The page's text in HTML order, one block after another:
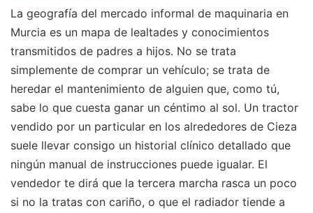
La geografía del mercado informal de maquinaria en
Murcia es un mapa de lealtades y conocimientos
transmitidos de padres a hijos. No se trata
simplemente de comprar un vehículo; se trata de
heredar el mantenimiento de alguien que, como tú,
sabe lo que cuesta ganar un céntimo al sol. Un tractor
vendido por un particular en los alrededores de Cieza
suele llevar consigo un historial clínico detallado que
ningún manual de instrucciones puede igualar. El
vendedor te dirá que la tercera marcha rasca un poco
si no la tratas con cariño, o que el radiador tiende a